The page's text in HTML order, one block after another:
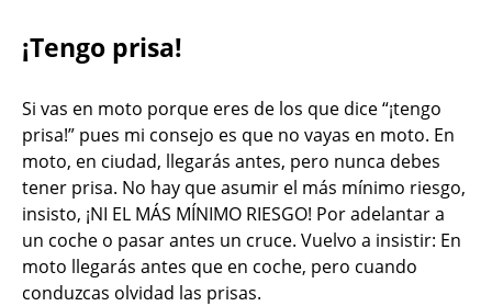
¡Tengo prisa!
Si vas en moto porque eres de los que dice “¡tengo
prisa!” pues mi consejo es que no vayas en moto. En
moto, en ciudad, llegarás antes, pero nunca debes
tener prisa. No hay que asumir el más mínimo riesgo,
insisto, ¡NI EL MÁS MÍNIMO RIESGO! Por adelantar a
un coche o pasar antes un cruce. Vuelvo a insistir: En
moto llegarás antes que en coche, pero cuando
conduzcas olvidad las prisas.